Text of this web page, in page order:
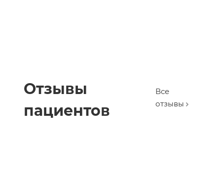
Отзывы
пациентов
Все
отзывы